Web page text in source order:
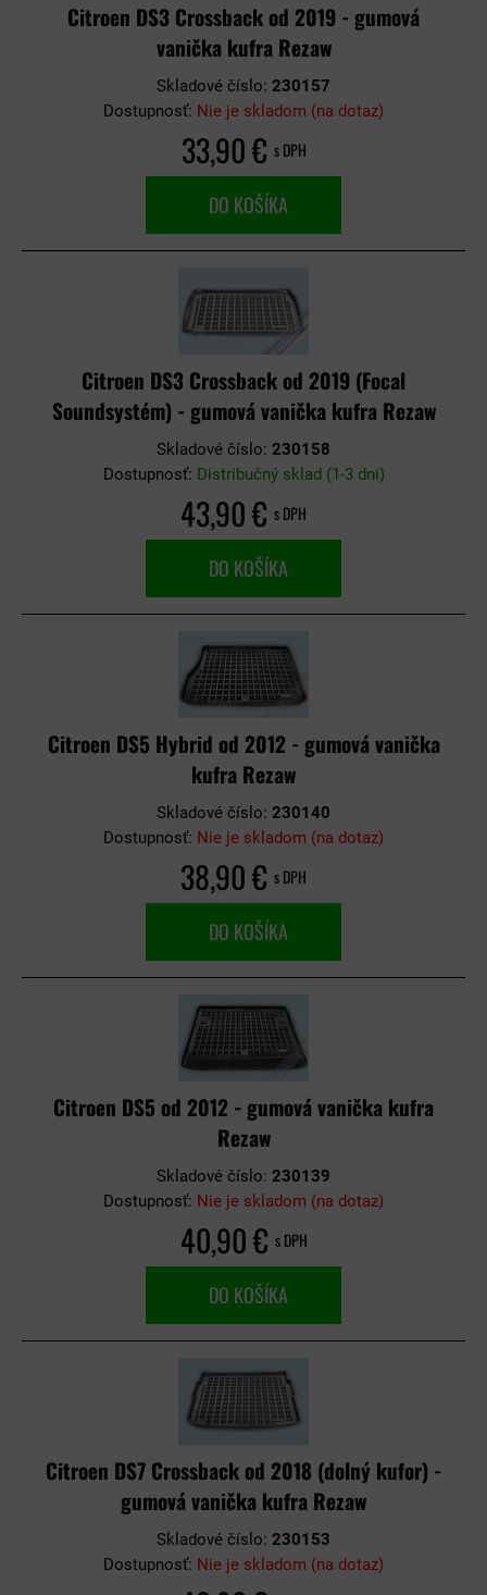
Citroen DS3 Crossback od 2019 - gumová
vanička kufra Rezaw
Skladové číslo: 230157
Dostupnosť: Nie je skladom (na dotaz)
33,90 € s DPH
DO KOŠÍKA
Citroen DS3 Crossback od 2019 (Focal
Soundsystém) - gumová vanička kufra Rezaw
Skladové číslo: 230158
Dostupnosť: Distribučný sklad (1-3 dni)
43,90 € s DPH
DO KOŠÍKA
Citroen DS5 Hybrid od 2012 - gumová vanička
kufra Rezaw
Skladové číslo: 230140
Dostupnosť: Nie je skladom (na dotaz)
38,90 € s DPH
DO KOŠÍKA
Citroen DS5 od 2012 - gumová vanička kufra
Rezaw
Skladové číslo: 230139
Dostupnosť: Nie je skladom (na dotaz)
40,90 € s DPH
DO KOŠÍKA
Citroen DS7 Crossback od 2018 (dolný kufor) -
gumová vanička kufra Rezaw
Skladové číslo: 230153
Dostupnosť: Nie je skladom (na dotaz)